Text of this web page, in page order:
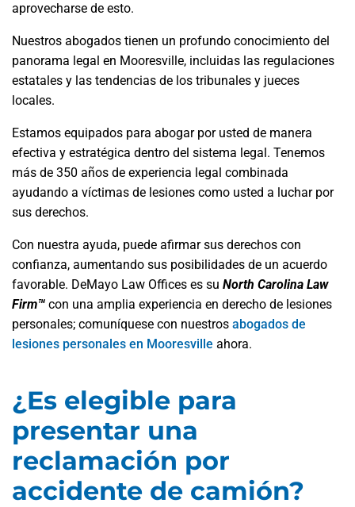
aprovecharse de esto.
Nuestros abogados tienen un profundo conocimiento del
panorama legal en Mooresville, incluidas las regulaciones
estatales y las tendencias de los tribunales y jueces
locales.
Estamos equipados para abogar por usted de manera
efectiva y estratégica dentro del sistema legal. Tenemos
más de 350 años de experiencia legal combinada
ayudando a víctimas de lesiones como usted a luchar por
sus derechos.
Con nuestra ayuda, puede afirmar sus derechos con
confianza, aumentando sus posibilidades de un acuerdo
favorable. DeMayo Law Offices es su North Carolina Law
Firm™ con una amplia experiencia en derecho de lesiones
personales; comuníquese con nuestros abogados de
lesiones personales en Mooresville ahora.
¿Es elegible para
presentar una
reclamación por
accidente de camión?